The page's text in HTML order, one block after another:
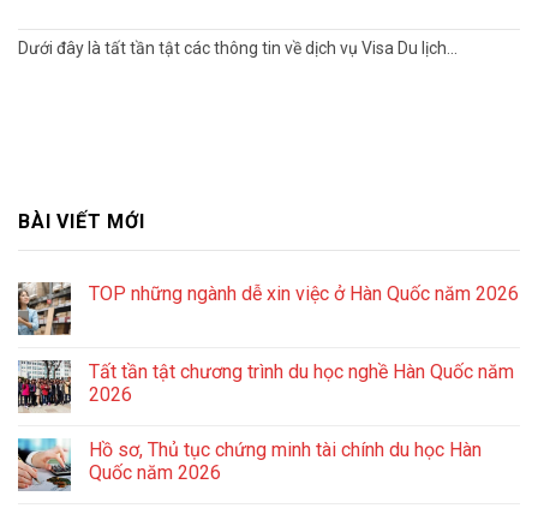
Dưới đây là tất tần tật các thông tin về dịch vụ Visa Du lịch...
BÀI VIẾT MỚI
TOP những ngành dễ xin việc ở Hàn Quốc năm 2026
Tất tần tật chương trình du học nghề Hàn Quốc năm
2026
Hồ sơ, Thủ tục chứng minh tài chính du học Hàn
Quốc năm 2026